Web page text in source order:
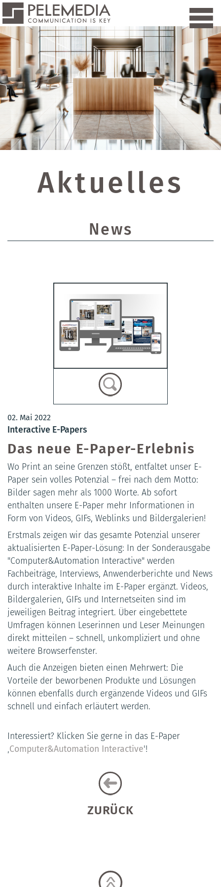
Aktuelles
News
02. Mai 2022
Interactive E-Papers
Das neue E-Paper-Erlebnis
Wo Print an seine Grenzen stößt, entfaltet unser E-
Paper sein volles Potenzial – frei nach dem Motto:
Bilder sagen mehr als 1000 Worte. Ab sofort
enthalten unsere E-Paper mehr Informationen in
Form von Videos, GIFs, Weblinks und Bildergalerien!
Erstmals zeigen wir das gesamte Potenzial unserer
aktualisierten E-Paper-Lösung: In der Sonderausgabe
"Computer&Automation Interactive" werden
Fachbeiträge, Interviews, Anwenderberichte und News
durch interaktive Inhalte im E-Paper ergänzt. Videos,
Bildergalerien, GIFs und Internetseiten sind im
jeweiligen Beitrag integriert. Über eingebettete
Umfragen können Leserinnen und Leser Meinungen
direkt mitteilen – schnell, unkompliziert und ohne
weitere Browserfenster.
Auch die Anzeigen bieten einen Mehrwert: Die
Vorteile der beworbenen Produkte und Lösungen
können ebenfalls durch ergänzende Videos und GIFs
schnell und einfach erläutert werden.
Interessiert? Klicken Sie gerne in das E-Paper
‚Computer&Automation Interactive'!
ZURÜCK